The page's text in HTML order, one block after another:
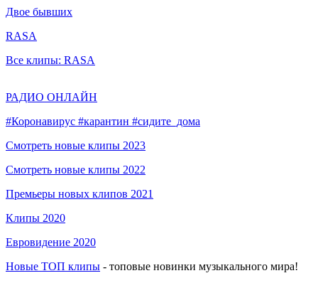
Двое бывших
RASA
Все клипы: RASA
РАДИО ОНЛАЙН
#Коронавирус #карантин #сидите_дома
Смотреть новые клипы 2023
Смотреть новые клипы 2022
Премьеры новых клипов 2021
Клипы 2020
Евровидение 2020
Новые ТОП клипы - топовые новинки музыкального мира!